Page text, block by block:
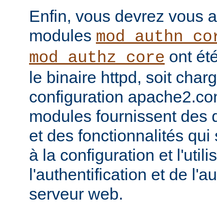
Enfin, vous devrez vous
modules
mod_authz_core ont
le binaire httpd, soit
configuration
modules fournissent des
et des fonctionnalités
à la configuration et
l'authentification et de
serveur web.